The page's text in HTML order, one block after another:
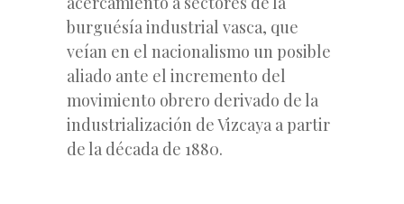
burguésía industrial vasca, que
veían en el nacionalismo un posible
aliado ante el incremento del
movimiento obrero derivado de la
industrialización de Vizcaya a partir
de la década de 1880.